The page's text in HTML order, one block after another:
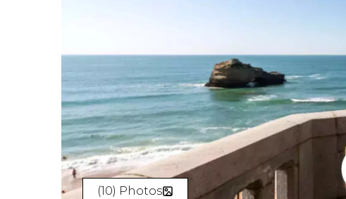
(10) Photos